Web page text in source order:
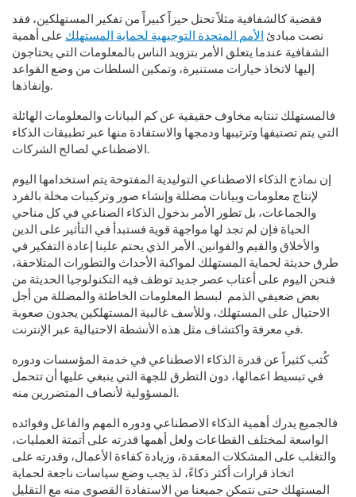
فقضية كالشفافية مثلاً تحتل حيزاً كبيراً من تفكير المستهلكين، فقد
نصت مبادئ الأمم المتحدة التوجيهية لحماية المستهلك على أهمية
الشفافية عندما يتعلق الأمر بتزويد الناس بالمعلومات التي يحتاجون
إليها لاتخاذ خيارات مستنيرة، وتمكين السلطات من وضع القواعد
وإنفاذها.
فالمستهلك تنتابه مخاوف حقيقية عن كم البيانات والمعلومات الهائلة
التي يتم تصنيفها وترتيبها ودمجها والاستفادة منها عبر تطبيقات الذكاء
الاصطناعي لصالح الشركات.
إن نماذج الذكاء الاصطناعي التوليدية المفتوحة يتم استخدامها اليوم
لإنتاج معلومات وبيانات مضللة وإنشاء صور وتركيبات مخلة بالفرد
والجماعات، بل تطور الأمر بدخول الذكاء الصناعي في كل مناحي
الحياة فإن لم تجد لها مواجهة قوية فستبدأ في التأثير على الدين
والأخلاق والقيم والقوانين. الأمر الذي يحتم علينا إعادة التفكير في
طرق حديثة لحماية المستهلك لمواكبة الأحداث والتطورات المتلاحقة،
فنحن اليوم على أعتاب عصر جديد توظف فيه التكنولوجيا الحديثة من
بعض ضعيفي الذمم لبسط المعلومات الخاطئة والمضللة من أجل
الاحتيال على المستهلك، وللأسف غالبية المستهلكين يجدون صعوبة
في معرفة واكتشاف مثل هذه الأنشطة الاحتيالية عبر الإنترنت.
كُتب كثيراً عن قدرة الذكاء الاصطناعي في خدمة المؤسسات ودوره
في تبسيط اعمالها، دون التطرق للجهة التي ينبغي عليها أن تتحمل
المسؤولية لأنصاف المتضررين منه.
فالجميع يدرك أهمية الذكاء الاصطناعي ودوره المهم والفاعل وفوائده
الواسعة لمختلف القطاعات ولعل أهمها قدرته على أتمتة العمليات،
والتغلب على المشكلات المعقدة، وزيادة كفاءة الأعمال، وقدرته على
اتخاذ قرارات أكثر ذكاءً، لذ يجب وضع سياسات ناجعة لحماية
المستهلك حتى نتمكن جميعنا من الاستفادة القصوى منه مع التقليل